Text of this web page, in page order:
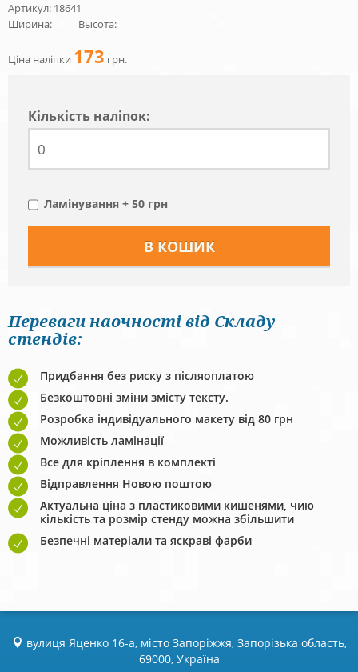
Артикул: 18641
Ширина:
Высота:
Ціна наліпки 173 грн.
Кiлькiсть наліпок:
Ламінування + 50 грн
Переваги наочності від Складу
стендів:
Придбання без риску з післяоплатою
Безкоштовні зміни змісту тексту.
Розробка індивідуального макету від 80 грн
Можливість ламінації
Все для кріплення в комплекті
Відправлення Новою поштою
Актуальна ціна з пластиковими кишенями, чию
кількість та розмір стенду можна збільшити
Безпечні матеріали та яскраві фарби
вулиця Яценко 16-а, місто Запоріжжя, Запорізька область,
69000, Україна